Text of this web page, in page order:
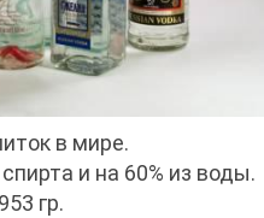
в мире.
и на 60% из воды.
гр.